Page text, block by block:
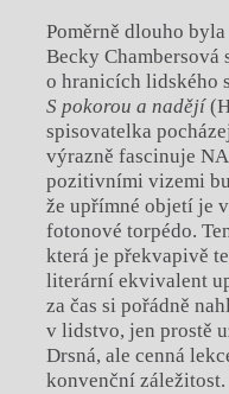
Poměrně dlouho
Becky Chambersová
o hranicích lidského
S pokorou a nadějí
spisovatelka
výrazně fascinuje
pozitivními vizemi
že upřímné objetí je
fotonové torpédo.
která je překvapivě
literární ekvivalent
za čas si pořádně
v lidstvo, jen prostě
Drsná, ale cenná
konvenční záležitost.